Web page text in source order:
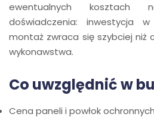
ewentualnych kosztach
doświadczenia: inwestycja
montaż zwraca się szybciej niż
wykonawstwa.
Co uwzględnić w
Cena paneli i powłok